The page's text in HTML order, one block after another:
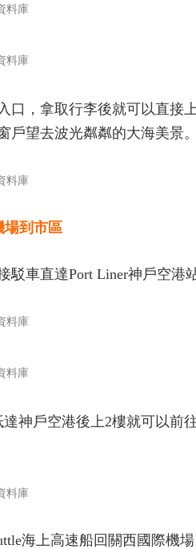
料庫
料庫
口，拿取行李後就可以直接
戶望去波光粼粼的大海美景
料庫
場到市區
駁車直達Port Liner神戶空港站
料庫
料庫
神戶空港後上2樓就可以前
料庫
海上高速船回關西國際機